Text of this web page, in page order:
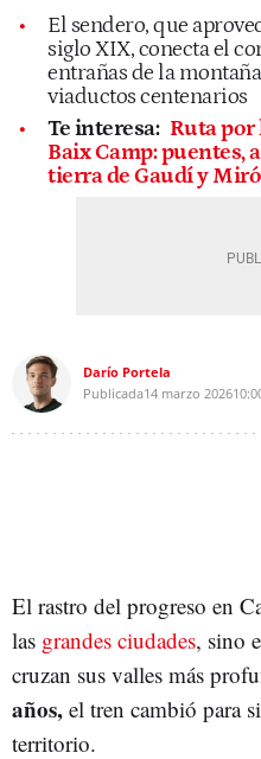
El sendero, que
siglo XIX, conecta el
entrañas de la
viaductos centenarios
Te interesa: Ruta por
Baix Camp: puentes,
tierra de Gaudí y Miró
Darío Portela
Publicada14 marzo 2026
El rastro del progreso en
las grandes ciudades, sino
cruzan sus valles más
años, el tren cambió para
territorio.